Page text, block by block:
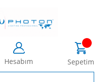
Hesabım Sepetim